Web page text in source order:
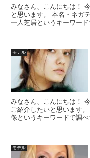
みなさん、こんにちは！
と思います。 本名・ネガ
一人芝居というキーワード
モデル
みなさん、こんにちは！
ご紹介したいと思います
像というキーワードで調べ
モデル